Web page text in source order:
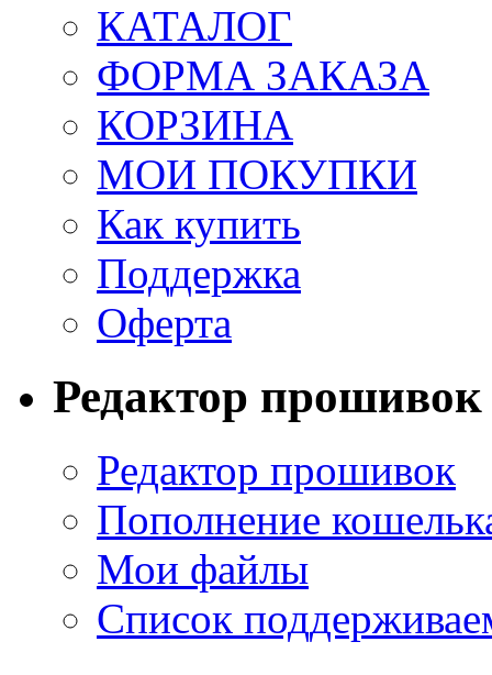
КАТАЛОГ
ФОРМА ЗАКАЗА
КОРЗИНА
МОИ ПОКУПКИ
Как купить
Поддержка
Оферта
Редактор прошивок
Редактор прошивок
Пополнение
Мои файлы
Список